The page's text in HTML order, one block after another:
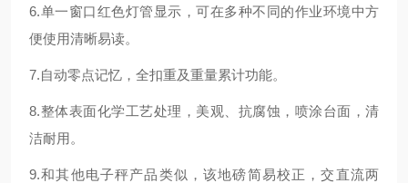
6.单一窗口红色灯管显示，可在多种不同的作业环境中方
便使用清晰易读。
7.自动零点记忆，全扣重及重量累计功能。
8.整体表面化学工艺处理，美观、抗腐蚀，喷涂台面，清
洁耐用。
9.和其他电子秤产品类似，该地磅简易校正，交直流两